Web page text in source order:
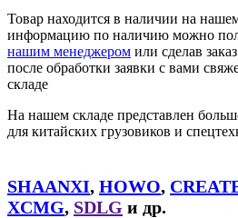
Товар находится в наличии на
информацию по наличию можно
нашим менеджером или сделав
после обработки заявки с вами
складе
На нашем складе представлен
для китайских грузовиков и
SHAANXI, HOWO,
XCMG, SDLG и др.